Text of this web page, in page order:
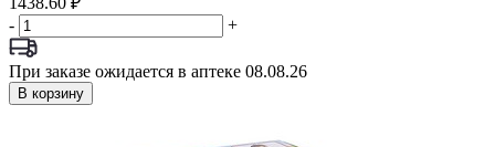
-
+
При заказе ожидается в аптеке 08.08.26
В корзину